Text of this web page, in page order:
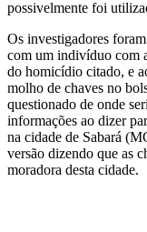
possivelmente foi
Os investigadores
com um indivíduo com
do homicídio citado, e
molho de chaves no
questionado de onde
informações ao dizer
na cidade de Sabará
versão dizendo que as
moradora desta cidade.